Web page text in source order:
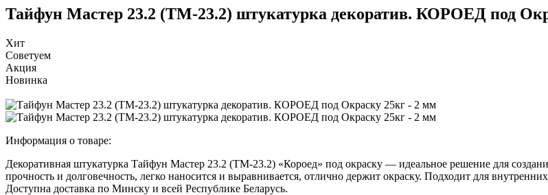
Тайфун Мастер 23.2 (ТМ-23.2) штукатурка декоратив. КОРОЕД под
Хит
Советуем
Акция
Новинка
Информация о товаре:
Декоративная штукатурка Тайфун Мастер 23.2 (ТМ-23.2) «Короед» под окраску — идеальное решение для
прочность и долговечность, легко наносится и выравнивается, отлично держит окраску. Подходит для
Доступна доставка по Минску и всей Республике Беларусь.